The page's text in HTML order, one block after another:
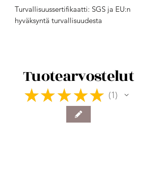
Turvallisuussertifikaatti: SGS ja EU:n
hyväksyntä turvallisuudesta
Tuotearvostelut
★ ★ ★ ★ ★ 1
1